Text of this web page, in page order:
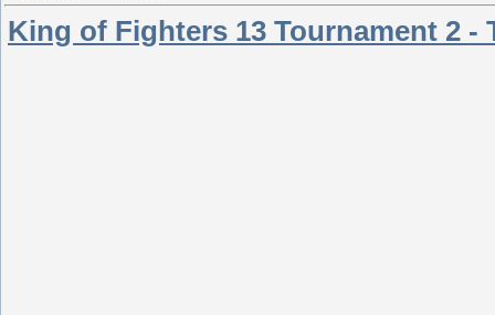
King of Fighters 13 Tournament 2 -